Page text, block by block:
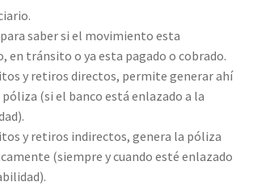
saber si el movimiento esta
en tránsito o ya esta pagado o cobrado.
y retiros directos, permite generar ahí
(si el banco está enlazado a la
y retiros indirectos, genera la póliza
(siempre y cuando esté enlazado